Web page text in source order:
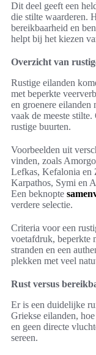
Dit deel geeft een
die stilte waarderen.
bereikbaarheid en
helpt bij het kiezen
Overzicht van
Rustige eilanden
met beperkte
en groenere eilanden
vaak de meeste
rustige buurten.
Voorbeelden uit
vinden, zoals
Lefkas, Kefalonia en
Karpathos, Symi en
Een beknopte
verdere selectie.
Criteria voor een
voetafdruk, beperkte
stranden en een
plekken met veel
Rust versus
Er is een duidelijke
Griekse eilanden,
en geen directe
sereen.